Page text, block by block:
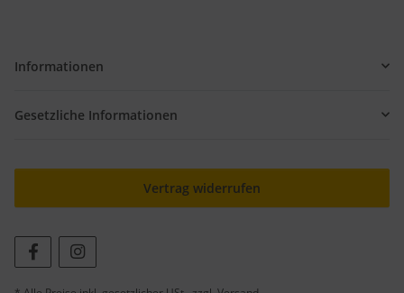
Informationen
Gesetzliche Informationen
Vertrag widerrufen